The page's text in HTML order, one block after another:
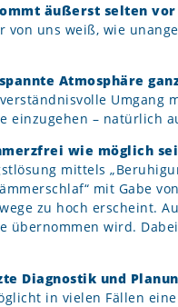
äußerst selten vor
uns weiß, wie
Atmosphäre
einzugehen – natürlich
wie möglich
mittels
mit Gabe
zu hoch erscheint.
übernommen wird.
Diagnostik und
in vielen Fällen